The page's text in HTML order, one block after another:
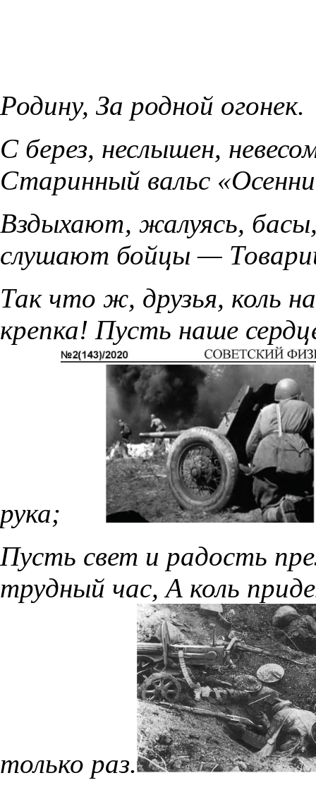
Родину, За родной огонек.
С берез, неслышен,
Старинный вальс
Вздыхают, жалуясь,
слушают бойцы —
Так что ж, друзья, коль
крепка! Пусть наше
рука;
Пусть свет и радость
трудный час, А коль
только раз.